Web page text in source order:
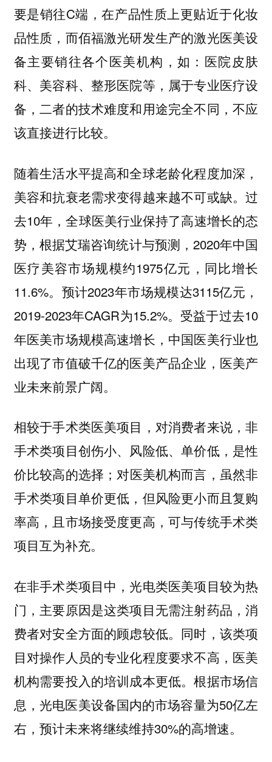
要是销往C端，在产品性质上更贴近于化妆
品性质，而佰福激光研发生产的激光医美设
备主要销往各个医美机构，如：医院皮肤
科、美容科、整形医院等，属于专业医疗设
备，二者的技术难度和用途完全不同，不应
该直接进行比较。
随着生活水平提高和全球老龄化程度加深，
美容和抗衰老需求变得越来越不可或缺。过
去10年，全球医美行业保持了高速增长的态
势，根据艾瑞咨询统计与预测，2020年中国
医疗美容市场规模约1975亿元，同比增长
11.6%。预计2023年市场规模达3115亿元，
2019-2023年CAGR为15.2%。受益于过去10
年医美市场规模高速增长，中国医美行业也
出现了市值破千亿的医美产品企业，医美产
业未来前景广阔。
相较于手术类医美项目，对消费者来说，非
手术类项目创伤小、风险低、单价低，是性
价比较高的选择；对医美机构而言，虽然非
手术类项目单价更低，但风险更小而且复购
率高，且市场接受度更高，可与传统手术类
项目互为补充。
在非手术类项目中，光电类医美项目较为热
门，主要原因是这类项目无需注射药品，消
费者对安全方面的顾虑较低。同时，该类项
目对操作人员的专业化程度要求不高，医美
机构需要投入的培训成本更低。根据市场信
息，光电医美设备国内的市场容量为50亿左
右，预计未来将继续维持30%的高增速。